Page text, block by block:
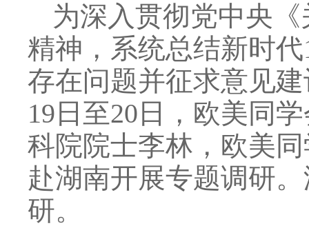
为深入贯彻党中央
精神，系统总结新时
存在问题并征求意见
19日至20日，欧美同
科院院士李林，欧美
赴湖南开展专题调研
研。